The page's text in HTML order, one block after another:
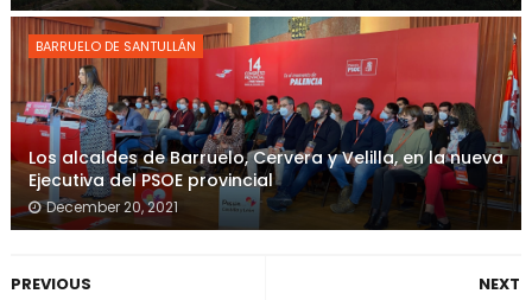
BARRUELO DE SANTULLÁN
Los alcaldes de Barruelo, Cervera y Velilla, en la nueva
Ejecutiva del PSOE provincial
December 20, 2021
NEXT
PREVIOUS